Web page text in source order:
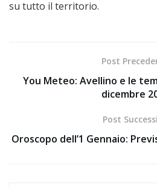
su tutto il territorio.
Post
You Meteo: Avellino e le
dicembre
Post
Oroscopo dell’1 Gennaio: